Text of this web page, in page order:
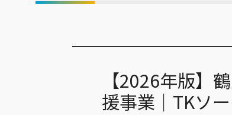
SHARP NU-244AT
長州産業 CS-348G81
【2026年版】
援事業｜TKソ